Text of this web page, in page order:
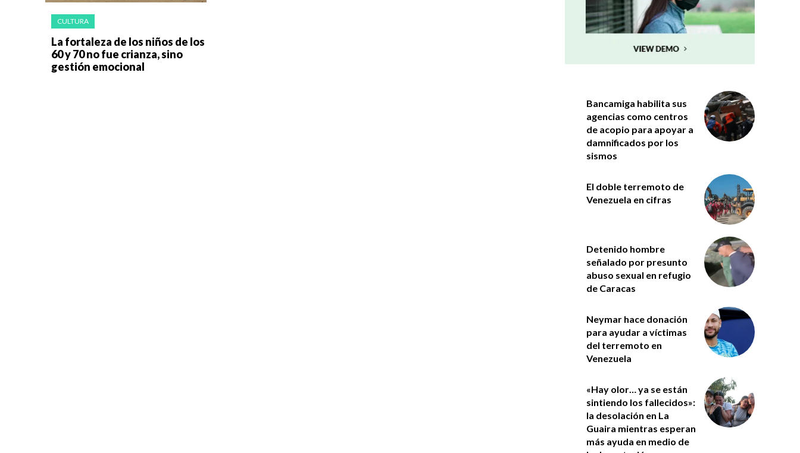
CULTURA
La fortaleza de los niños de los
60 y 70 no fue crianza, sino
gestión emocional
Bancamiga habilita sus
agencias como centros
de acopio para apoyar a
damnificados por los
sismos
El doble terremoto de
Venezuela en cifras
Detenido hombre
señalado por presunto
abuso sexual en refugio
de Caracas
Neymar hace donación
para ayudar a víctimas
del terremoto en
Venezuela
«Hay olor… ya se están
sintiendo los fallecidos»:
la desolación en La
Guaira mientras esperan
más ayuda en medio de